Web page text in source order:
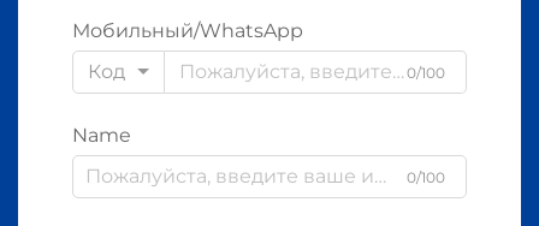
Мобильный/WhatsApp
Код
0/100
Name
0/100